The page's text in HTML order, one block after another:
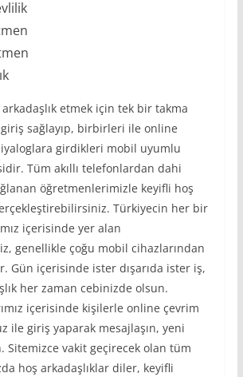
etmek için tek bir takma
sağlayıp, birbirleri ile online
girdikleri mobil uyumlu
Tüm akıllı telefonlardan dahi
öğretmenlerimizle keyifli hoş
Türkiyecin her bir
içerisinde yer alan
genellikle çoğu mobil cihazlarından
Gün içerisinde ister dışarıda ister iş,
her zaman cebinizde olsun.
içerisinde kişilerle online çevrim
ile giriş yaparak mesajlaşın, yeni
Sitemizce vakit geçirecek olan tüm
hoş arkadaşlıklar diler, keyifli